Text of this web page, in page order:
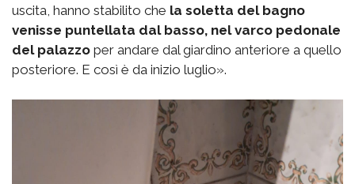
uscita, hanno stabilito che la soletta del bagno
venisse puntellata dal basso, nel varco pedonale
del palazzo per andare dal giardino anteriore a quello
posteriore. E così è da inizio luglio».